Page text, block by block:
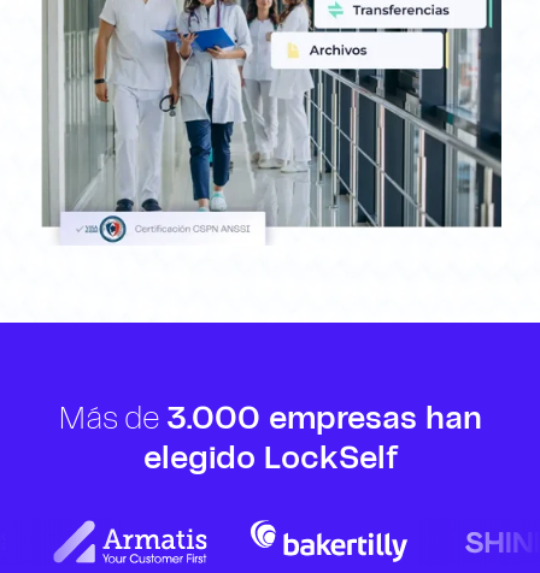
Más de 3.000 empresas han
elegido LockSelf